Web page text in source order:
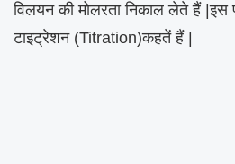
विलयन की मोलरता निकाल लेते हैं |इस
टाइट्रेशन (Titration)कहतें हैं |